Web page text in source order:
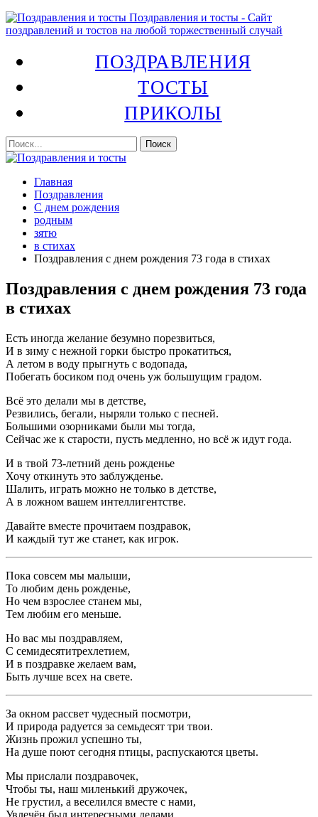
Поздравления и тосты - Сайт
поздравлений и тостов на любой торжественный случай
ПОЗДРАВЛЕНИЯ
ТОСТЫ
ПРИКОЛЫ
Главная
Поздравления
С днем рождения
родным
зятю
в стихах
Поздравления с днем рождения 73 года в стихах
Поздравления с днем рождения 73 года
в стихах
Есть иногда желание безумно порезвиться,
И в зиму с нежной горки быстро прокатиться,
А летом в воду прыгнуть с водопада,
Побегать босиком под очень уж большущим градом.
Всё это делали мы в детстве,
Резвились, бегали, ныряли только с песней.
Большими озорниками были мы тогда,
Сейчас же к старости, пусть медленно, но всё ж идут года.
И в твой 73-летний день рожденье
Хочу откинуть это заблужденье.
Шалить, играть можно не только в детстве,
А в ложном вашем интеллигентстве.
Давайте вместе прочитаем поздравок,
И каждый тут же станет, как игрок.
Пока совсем мы малыши,
То любим день рожденье,
Но чем взрослее станем мы,
Тем любим его меньше.
Но вас мы поздравляем,
С семидесятитрехлетием,
И в поздравке желаем вам,
Быть лучше всех на свете.
За окном рассвет чудесный посмотри,
И природа радуется за семьдесят три твои.
Жизнь прожил успешно ты,
На душе поют сегодня птицы, распускаются цветы.
Мы прислали поздравочек,
Чтобы ты, наш миленький дружочек,
Не грустил, а веселился вместе с нами,
Увлечён был интересными делами.